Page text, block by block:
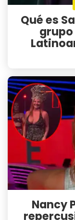
Qué es
grupo
Nancy